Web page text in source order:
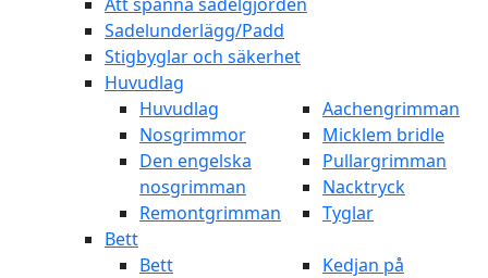
Sadelunderlägg/Padd
Stigbyglar och säkerhet
Huvudlag
Huvudlag
Nosgrimmor
Den engelska
nosgrimman
Remontgrimman
Aachengrimman
Micklem bridle
Pullargrimman
Nacktryck
Tyglar
Bett
Bett
Kedjan på